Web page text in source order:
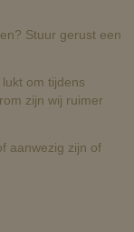
Stuur gerust een
om tijdens
zijn wij ruimer
aanwezig zijn of